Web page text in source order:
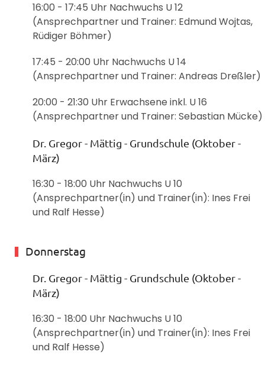
16:00 - 17:45 Uhr Nachwuchs U 12
(Ansprechpartner und Trainer: Edmund Wojtas,
Rüdiger Böhmer)
17:45 - 20:00 Uhr Nachwuchs U 14
(Ansprechpartner und Trainer: Andreas Dreßler)
20:00 - 21:30 Uhr Erwachsene inkl. U 16
(Ansprechpartner und Trainer: Sebastian Mücke)
Dr. Gregor - Mättig - Grundschule (Oktober -
März)
16:30 - 18:00 Uhr Nachwuchs U 10
(Ansprechpartner(in) und Trainer(in): Ines Frei
und Ralf Hesse)
Donnerstag
Dr. Gregor - Mättig - Grundschule (Oktober -
März)
16:30 - 18:00 Uhr Nachwuchs U 10
(Ansprechpartner(in) und Trainer(in): Ines Frei
und Ralf Hesse)